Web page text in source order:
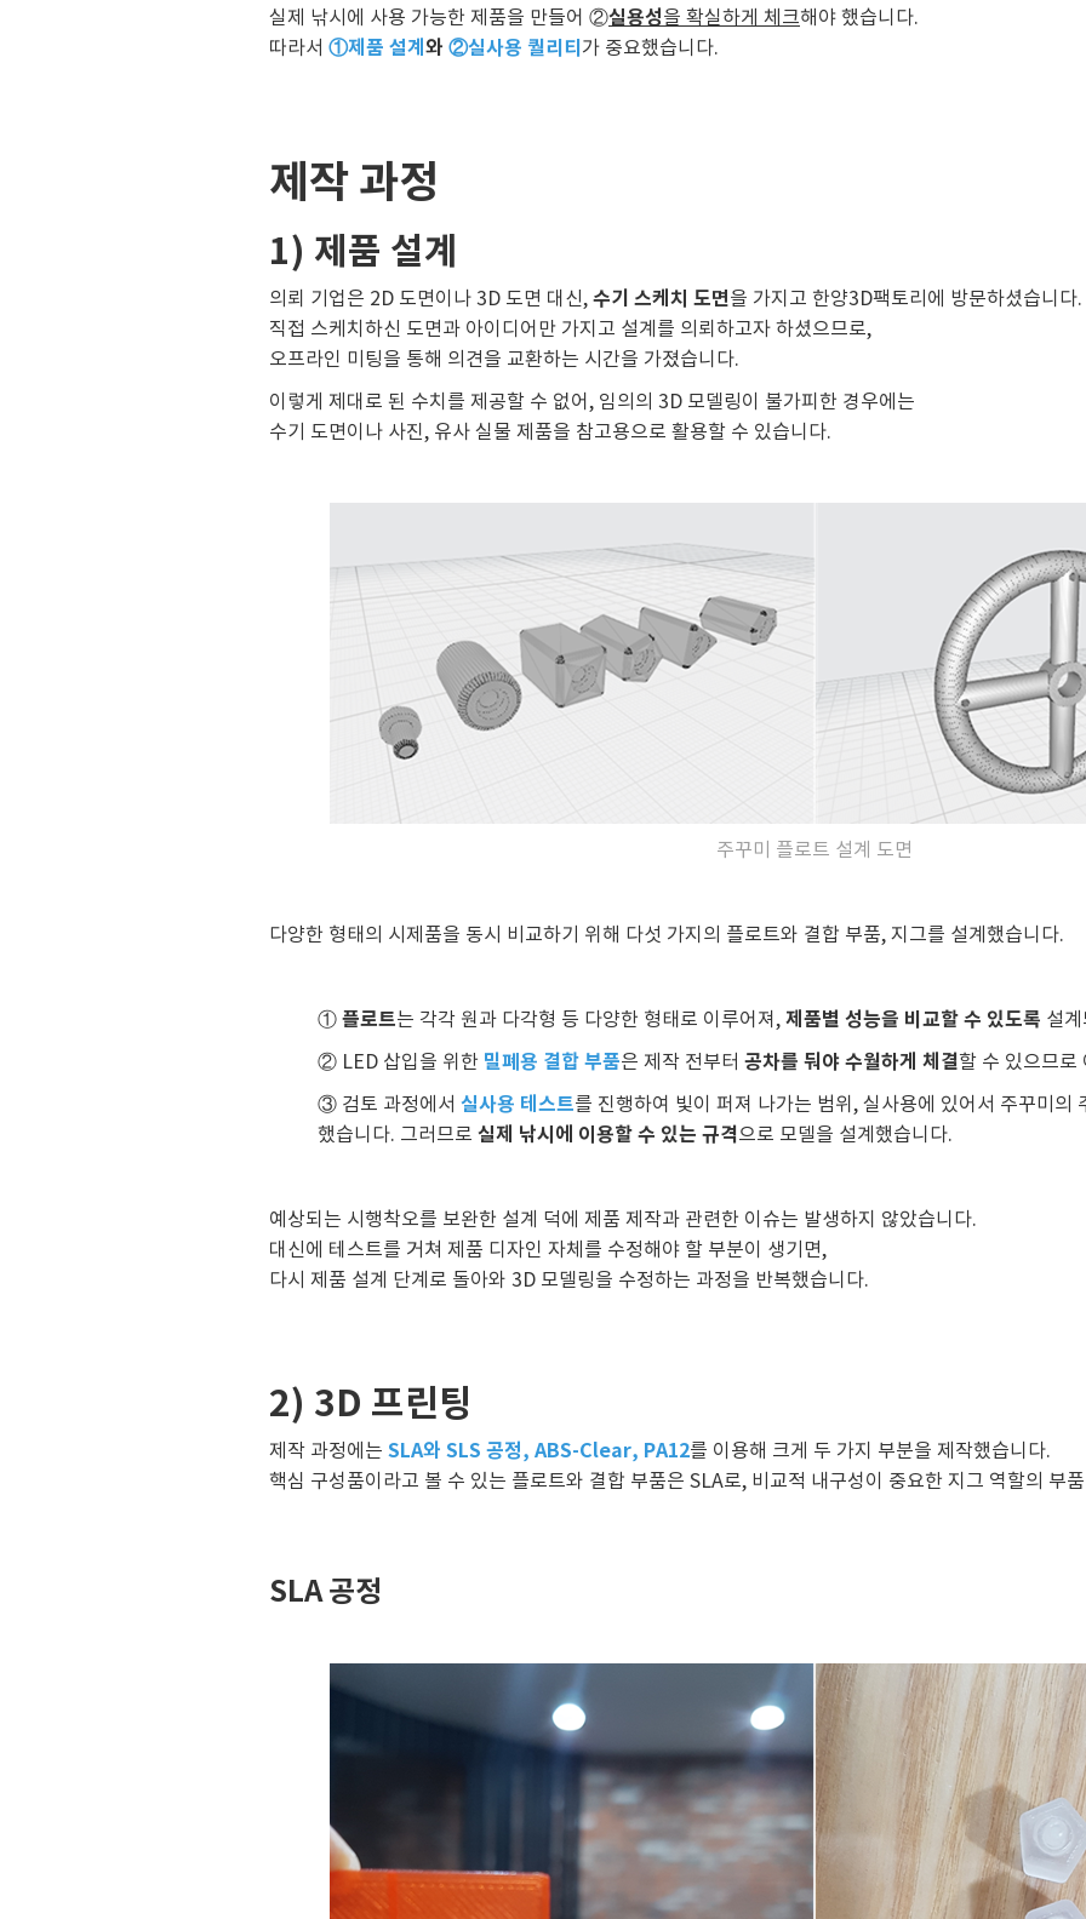
실제 낚시에 사용 가능한 제품을 만들어 ②실용성을 확실하게 체크해야 했습니다.
따라서 ①제품 설계 와 ②실사용 퀄리티 가 중요했습니다.
제작 과정
1) 제품 설계
의뢰 기업은 2D 도면이나 3D 도면 대신, 수기 스케치 도면을 가지고 한양3D팩토리에 방문하셨습니다.
직접 스케치하신 도면과 아이디어만 가지고 설계를 의뢰하고자 하셨으므로,
오프라인 미팅을 통해 의견을 교환하는 시간을 가졌습니다.
이렇게 제대로 된 수치를 제공할 수 없어, 임의의 3D 모델링이 불가피한 경우에는
수기 도면이나 사진, 유사 실물 제품을 참고용으로 활용할 수 있습니다.
주꾸미 플로트 설계 도면
다양한 형태의 시제품을 동시 비교하기 위해 다섯 가지의 플로트와 결합 부품, 지그를 설계했습니다.
① 플로트는 각각 원과 다각형 등 다양한 형태로 이루어져, 제품별 성능을 비교할 수 있도록 설
② LED 삽입을 위한 밀폐용 결합 부품은 제작 전부터 공차를 둬야 수월하게 체결할 수 있으므로
③ 검토 과정에서 실사용 테스트를 진행하여 빛이 퍼져 나가는 범위, 실사용에 있어서 주꾸미의
했습니다. 그러므로 실제 낚시에 이용할 수 있는 규격으로 모델을 설계했습니다.
예상되는 시행착오를 보완한 설계 덕에 제품 제작과 관련한 이슈는 발생하지 않았습니다.
대신에 테스트를 거쳐 제품 디자인 자체를 수정해야 할 부분이 생기면,
다시 제품 설계 단계로 돌아와 3D 모델링을 수정하는 과정을 반복했습니다.
2) 3D 프린팅
제작 과정에는 SLA와 SLS 공정, ABS-Clear, PA12를 이용해 크게 두 가지 부분을 제작했습니다.
핵심 구성품이라고 볼 수 있는 플로트와 결합 부품은 SLA로, 비교적 내구성이 중요한 지그 역할의 부
SLA 공정